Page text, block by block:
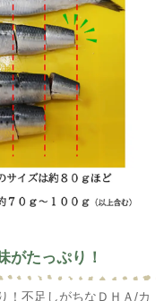
がたっぷり！
！不足しがちなＤＨＡ/カ